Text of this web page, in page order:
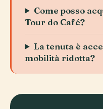
Come posso
Tour do Café?
La tenuta è
mobilità ridotta?